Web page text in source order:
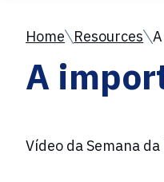
Home Resources
A
Vídeo da Semana